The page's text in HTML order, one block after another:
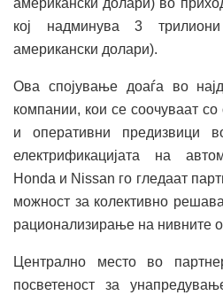
американски долари) во
кој надминува 3
американски долари).
Ова спојување доаѓа во
компании, кои се соочуваат
и оперативни предизвици
електрификацијата на
Honda и Nissan го гледаат
можност за колективно
рационализирање на нивните
Централно место во
посветеност за